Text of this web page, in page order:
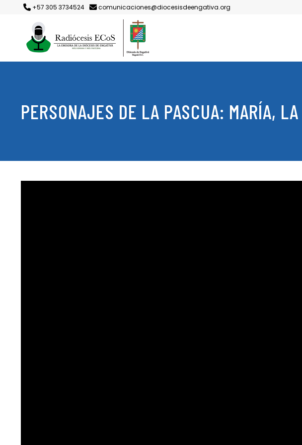
+57 305 3734524 comunicaciones@diocesisdeengativa.org
PERSONAJES DE LA PASCUA: MARÍA,